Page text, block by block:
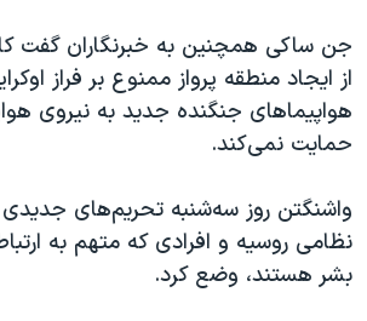
جن ساکی همچنین به خبرنگاران گفت
از ایجاد منطقه پرواز ممنوع بر فراز
هواپیماهای جنگنده جدید به نیروی
حمایت نمی‌کند.
واشنگتن روز سه‌شنبه تحریم‌های جدیدی
نظامی روسیه و افرادی که متهم به
بشر هستند، وضع کرد.